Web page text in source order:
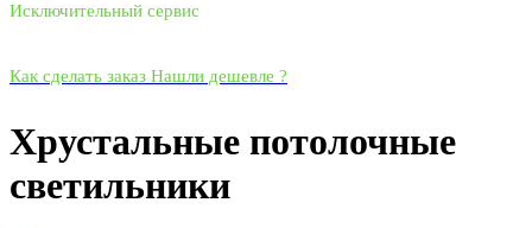
Исключительный сервис
Как сделать заказ Нашли дешевле ?
Хрустальные потолочные
светильники